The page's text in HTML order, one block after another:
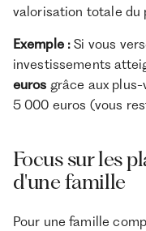
valorisation totale du
Exemple : Si vous
investissements
euros grâce aux
5 000 euros (vous
Focus sur les
d'une famille
Pour une famille